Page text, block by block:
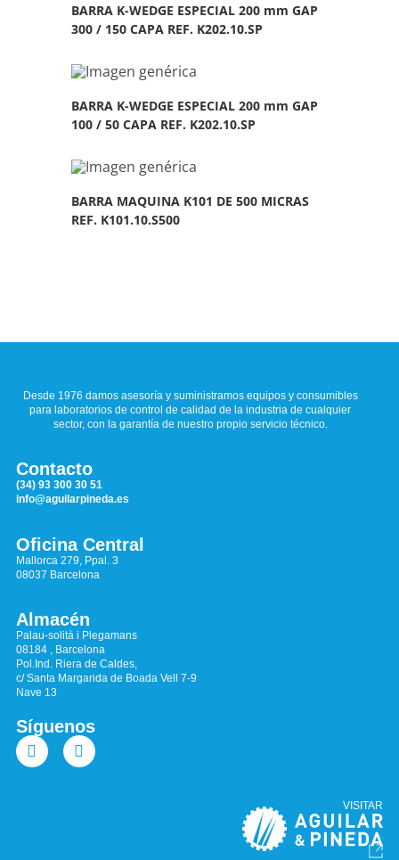
BARRA K-WEDGE ESPECIAL 200 mm GAP
300 / 150 CAPA REF. K202.10.SP
BARRA K-WEDGE ESPECIAL 200 mm GAP
100 / 50 CAPA REF. K202.10.SP
BARRA MAQUINA K101 DE 500 MICRAS
REF. K101.10.S500
Desde 1976 damos asesoría y suministramos equipos y consumibles
para laboratorios de control de calidad de la industria de cualquier
sector, con la garantía de nuestro propio servicio técnico.
Contacto
(34) 93 300 30 51
info@aguilarpineda.es
Oficina Central
Mallorca 279, Ppal. 3
08037 Barcelona
Almacén
Palau-solità i Plegamans
08184 , Barcelona
Pol.Ind. Riera de Caldes,
c/ Santa Margarida de Boada Vell 7-9
Nave 13
Síguenos
VISITAR